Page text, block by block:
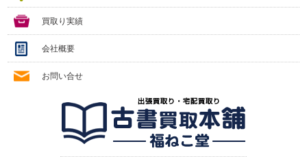
買取り実績
会社概要
お問い合せ